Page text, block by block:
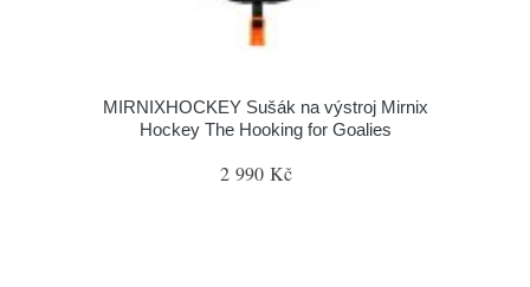
MIRNIXHOCKEY Sušák na výstroj Mirnix
Hockey The Hooking for Goalies
2 990 Kč